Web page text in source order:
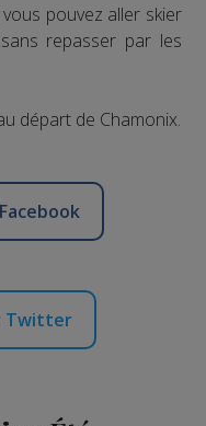
pouvez aller skier
repasser par les
départ de Chamonix.
Twitter